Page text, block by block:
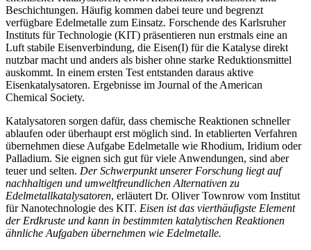
Beschichtungen. Häufig kommen dabei teure und begrenzt
verfügbare Edelmetalle zum Einsatz. Forschende des Karlsruher
Instituts für Technologie (KIT) präsentieren nun erstmals eine an
Luft stabile Eisenverbindung, die Eisen(I) für die Katalyse direkt
nutzbar macht und anders als bisher ohne starke Reduktionsmittel
auskommt. In einem ersten Test entstanden daraus aktive
Eisenkatalysatoren. Ergebnisse im Journal of the American
Chemical Society.
Katalysatoren sorgen dafür, dass chemische Reaktionen schneller
ablaufen oder überhaupt erst möglich sind. In etablierten Verfahren
übernehmen diese Aufgabe Edelmetalle wie Rhodium, Iridium oder
Palladium. Sie eignen sich gut für viele Anwendungen, sind aber
teuer und selten. Der Schwerpunkt unserer Forschung liegt auf
nachhaltigen und umweltfreundlichen Alternativen zu
Edelmetallkatalysatoren, erläutert Dr. Oliver Townrow vom Institut
für Nanotechnologie des KIT. Eisen ist das vierthäufigste Element
der Erdkruste und kann in bestimmten katalytischen Reaktionen
ähnliche Aufgaben übernehmen wie Edelmetalle.